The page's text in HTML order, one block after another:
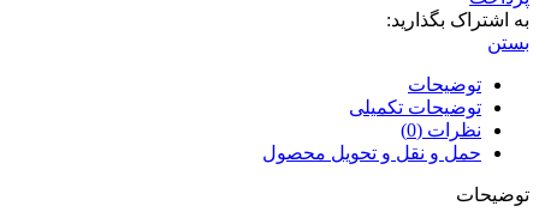
به اشتراک بگذارید:
بستن
توضیحات
توضیحات تکمیلی
نظرات (0)
حمل و نقل و تحویل محصول
توضیحات